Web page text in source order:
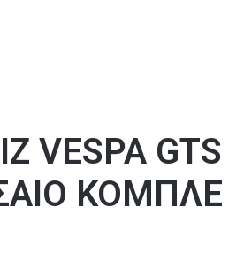
VESPA GTS
ΚΟΜΠΛΕ